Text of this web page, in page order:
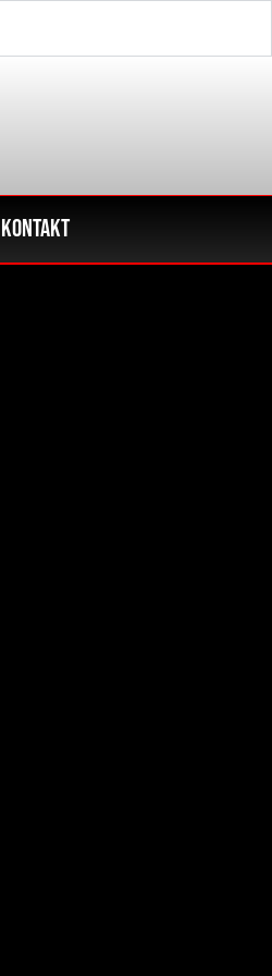
Kontakt